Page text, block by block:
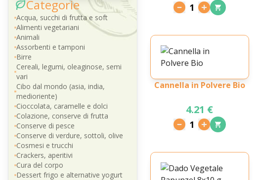
Categorie
Acqua, succhi di frutta e soft
Alimenti vegetariani
Animali
Assorbenti e tamponi
Birre
Cereali, legumi, oleaginose, semi
vari
Cibo dal mondo (asia, india,
medioriente)
Cioccolata, caramelle e dolci
Colazione, conserve di frutta
Conserve di pesce
Conserve di verdure, sottoli, olive
Cosmesi e trucchi
Crackers, aperitivi
Cura del corpo
Dessert frigo e alternative yogurt
1
Cannella in Polvere Bio
4.21 €
1